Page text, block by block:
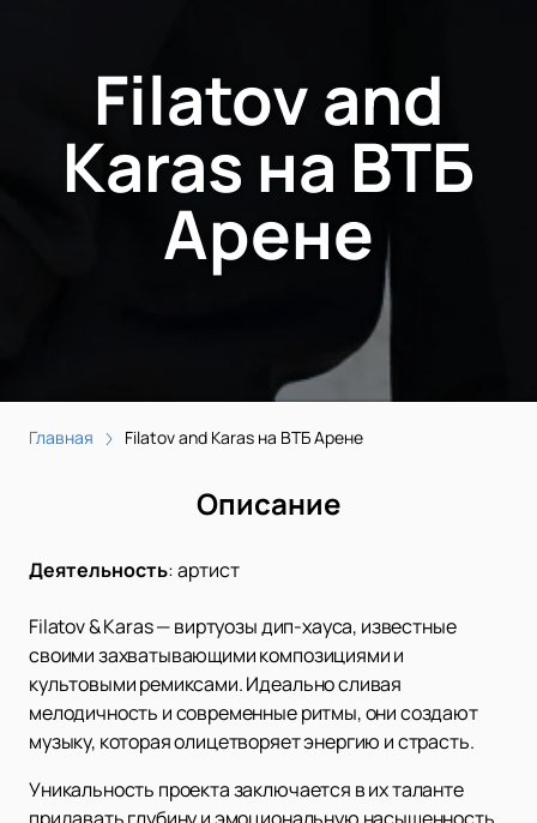
Filatov and
Karas на ВТБ
Арене
Главная Filatov and Karas на ВТБ Арене
Описание
Деятельность:артист
Filatov & Karas — виртуозы дип-хауса, известные
своими захватывающими композициями и
культовыми ремиксами. Идеально сливая
мелодичность и современные ритмы, они создают
музыку, которая олицетворяет энергию и страсть.
Уникальность проекта заключается в их таланте